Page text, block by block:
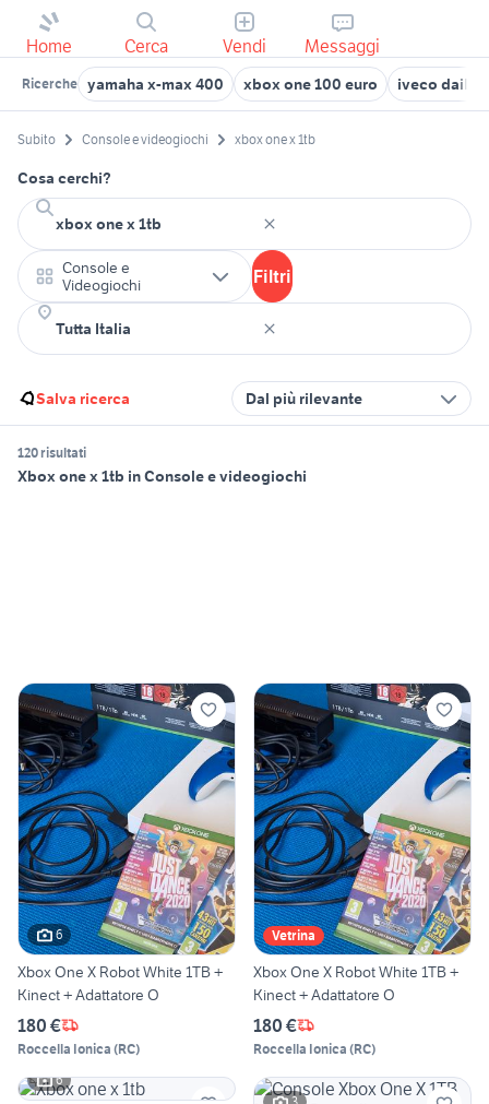
Home Cerca Vendi Messaggi
Ricerche yamaha x-max 400 xbox one 100 euro iveco daily
Subito Console e videogiochi xbox one x 1tb
Cosa cerchi?
Console e
Videogiochi
Filtri
Salva ricerca Dal più rilevante
120 risultati
Xbox one x 1tb in Console e videogiochi
6
Xbox One X Robot White 1TB +
Kinect + Adattatore O
180 €
Roccella Ionica (RC)
Vetrina
Xbox One X Robot White 1TB +
Kinect + Adattatore O
180 €
Roccella Ionica (RC)
6